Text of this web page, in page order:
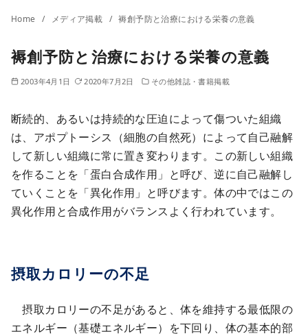
Home メディア掲載 褥創予防と治療における栄養の意義
褥創予防と治療における栄養の意義
2003年4月1日 2020年7月2日 その他雑誌・書籍掲載
断続的、あるいは持続的な圧迫によって傷ついた組織
は、アポプトーシス（細胞の自然死）によって自己融解
して新しい組織に常に置き変わります。この新しい組織
を作ることを「蛋白合成作用」と呼び、逆に自己融解し
ていくことを「異化作用」と呼びます。体の中ではこの
異化作用と合成作用がバランスよく行われています。
摂取カロリーの不足
摂取カロリーの不足があると、体を維持する最低限の
エネルギー（基礎エネルギー）を下回り、体の基本的部